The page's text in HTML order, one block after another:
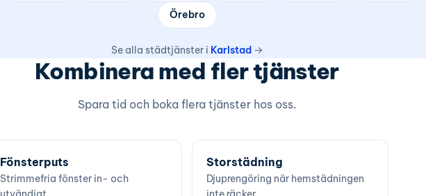
Örebro
Se alla städtjänster i Karlstad→
Kombinera med fler tjänster
Spara tid och boka flera tjänster hos oss.
Fönsterputs
Strimmefria fönster in- och
Storstädning
Djuprengöring när hemstädningen